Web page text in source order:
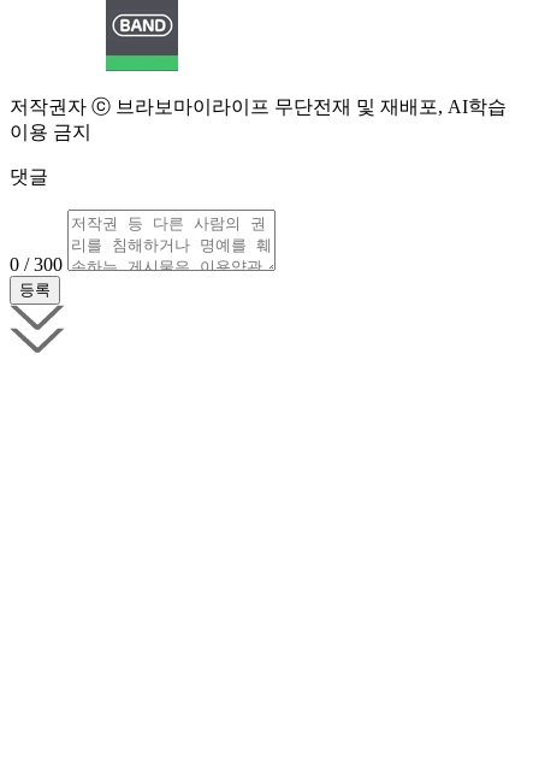
저작권자 ⓒ 브라보마이라이프 무단전재 및 재배포, AI학습
이용 금지
댓글
0 / 300